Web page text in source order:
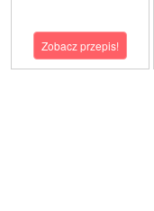
Zobacz przepis!